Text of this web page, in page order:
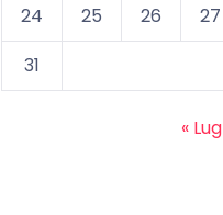
24
25 26 27
31
« Lug